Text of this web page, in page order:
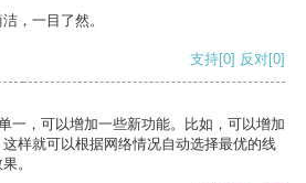
，一目了然。
支持[0] 反对[0]
一，可以增加一些新功能。比如，可以增加
样就可以根据网络情况自动选择最优的线
。